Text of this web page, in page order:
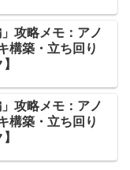
攻略メモ：アノ
構築・立ち回り
攻略メモ：アノ
構築・立ち回り